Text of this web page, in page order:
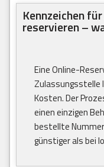
Kennzeichen
reservieren –
Eine Online-
Zulassungsstelle
Kosten. Der
einen einzigen
bestellte
günstiger als bei